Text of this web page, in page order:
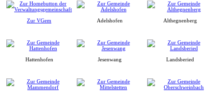
Zur VGem Adelshofen Althegnenberg
Hattenhofen Jesenwang Landsberied